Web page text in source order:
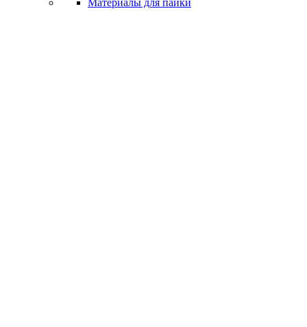
Материалы для пайки